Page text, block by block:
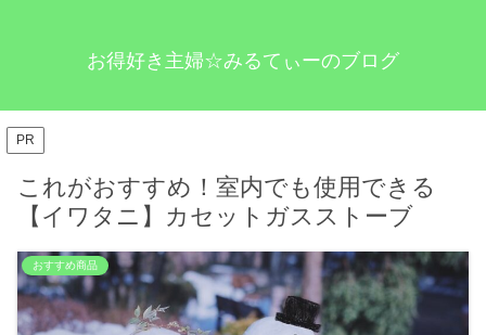
お得好き主婦☆みるてぃーのブログ
PR
これがおすすめ！室内でも使用できる
【イワタニ】カセットガスストーブ
おすすめ商品